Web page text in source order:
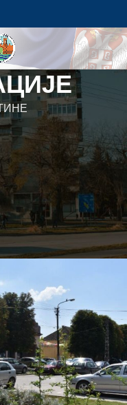
ИЗРАДА
РАЗВОЈА
2022-
april 2021.